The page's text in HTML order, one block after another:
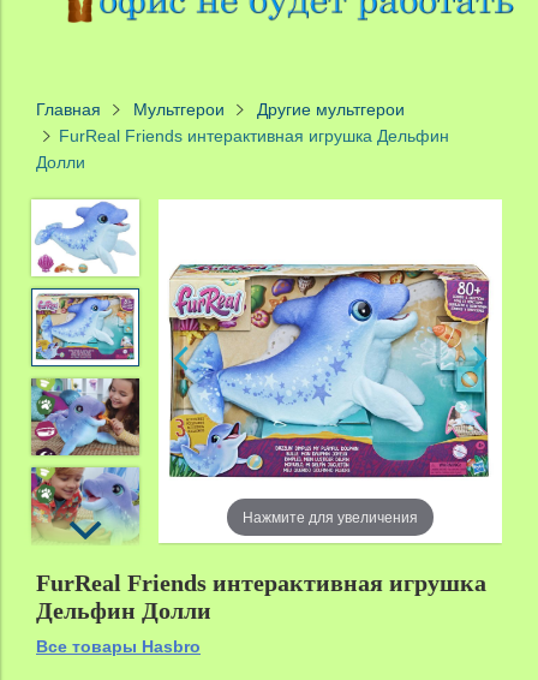
Главная Мультгерои
Другие мультгерои
FurReal Friends интерактивная игрушка Дельфин
Долли
Нажмите для увеличения
FurReal Friends интерактивная игрушка
Дельфин Долли
Все товары Hasbro